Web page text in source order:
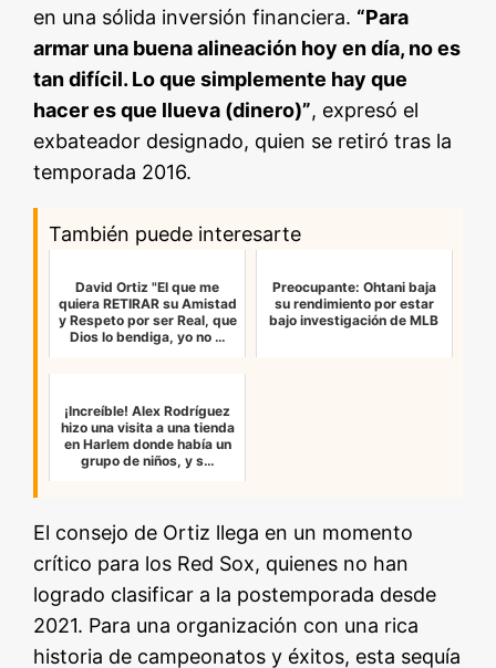
en una sólida inversión financiera. “Para
armar una buena alineación hoy en día, no es
tan difícil. Lo que simplemente hay que
hacer es que llueva (dinero)”, expresó el
exbateador designado, quien se retiró tras la
temporada 2016.
También puede interesarte
David Ortiz "El que me
quiera RETIRAR su Amistad
y Respeto por ser Real, que
Dios lo bendiga, yo no …
Preocupante: Ohtani baja
su rendimiento por estar
bajo investigación de MLB
¡Increíble! Alex Rodríguez
hizo una visita a una tienda
en Harlem donde había un
grupo de niños, y s…
El consejo de Ortiz llega en un momento
crítico para los Red Sox, quienes no han
logrado clasificar a la postemporada desde
2021. Para una organización con una rica
historia de campeonatos y éxitos, esta sequía